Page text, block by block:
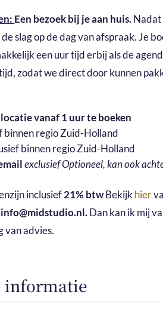
Een bezoek bij je aan huis.Nadat
slag op de dag van afspraak. Je
een uur tijd erbij als de
zodat we direct door kunnen
vanaf 1 uur te boeken
binnen regio Zuid-Holland
binnen regio Zuid-Holland
exclusief Optioneel, kan ook
inclusief21% btwBekijkhier
Dan kan ik mij
van advies.
informatie